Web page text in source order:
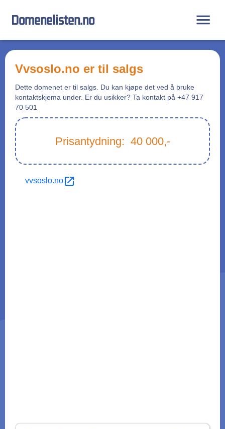
Domenelisten.no
vvsoslo.no er til salgs
Dette domenet er til salgs. Du kan kjøpe det ved å bruke
kontaktskjema under. Er du usikker? Ta kontakt på +47 917
70 501
Prisantydning: 40 000,-
vvsoslo.no